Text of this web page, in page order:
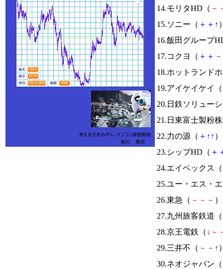
14.モリタHD（ －
15.ソニー（ ＋ ＋ ↑
16.飯田グループ
17.コクヨ（ ＋ ＋ －
18.ホットランド
19.アイケイケイ（
20.日鉄ソリュー
21.日東富士製粉
22.力の源（ ＋ ↑ ↑
23.シップHD（ ＋
24.エイベックス（
25.ユー・エス・
26.東急（ － － －
27.九州旅客鉄道（
28.京王電鉄（ ↓ －
29.三井不（ － － ↑
30.ネオジャパン（